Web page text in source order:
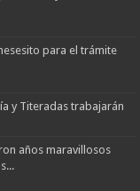
para el trámite
y Titeradas trabajarán
años maravillosos